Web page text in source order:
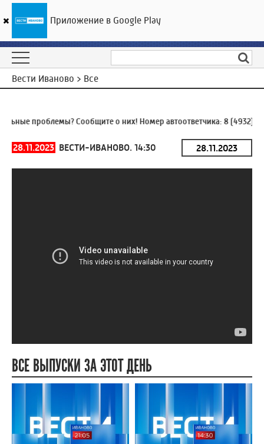
ГТРК «Ивтелерадио»
Вести Иваново > Все
проблемы? Сообщите о них! Номер автоответчика:8 (4932)
28.11.2023 ВЕСТИ-ИВАНОВО. 14:30
ВСЕ ВЫПУСКИ ЗА ЭТОТ ДЕНЬ
Приложение в Google Play